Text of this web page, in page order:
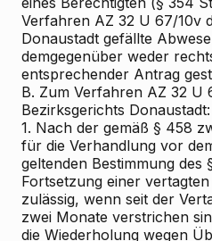
Verfahren AZ 32 U 67/10v
Donaustadt gefällte
demgegenüber weder
entsprechender Antrag
B. Zum Verfahren AZ 32 U
Bezirksgerichts Donaustadt:
1. Nach der gemäß § 458
für die Verhandlung vor
geltenden Bestimmung des
Fortsetzung einer
zulässig, wenn seit der
zwei Monate verstrichen
die Wiederholung wegen